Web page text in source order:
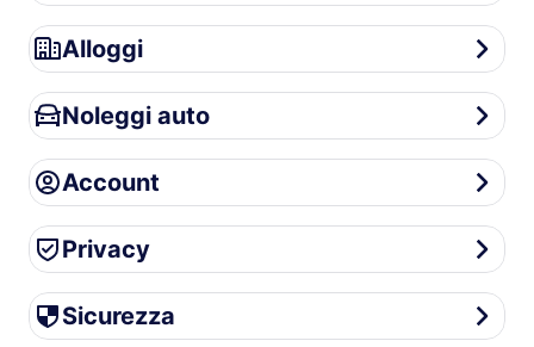
Alloggi
Alloggi
Noleggi auto
Noleggi auto
Account
Account
Privacy
Privacy
Sicurezza
Sicurezza